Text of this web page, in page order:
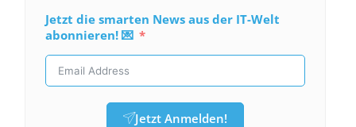
Jetzt die smarten News aus der IT-Welt
abonnieren! 💌
Jetzt Anmelden!